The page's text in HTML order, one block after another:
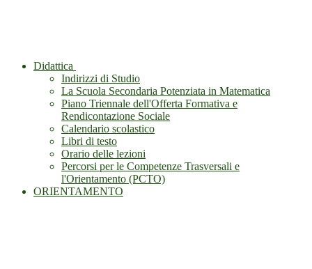
Didattica
Indirizzi di Studio
La Scuola Secondaria Potenziata in Matematica
Piano Triennale dell'Offerta Formativa e
Rendicontazione Sociale
Calendario scolastico
Libri di testo
Orario delle lezioni
Percorsi per le Competenze Trasversali e
l'Orientamento (PCTO)
ORIENTAMENTO